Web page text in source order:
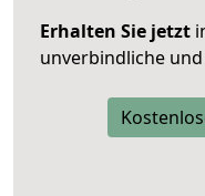
Erhalten Sie jetzt
unverbindliche